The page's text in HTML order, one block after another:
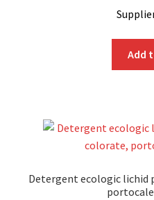
Add
Detergent ecologic lichid